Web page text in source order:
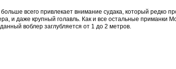
всего привлекает внимание судака, который редко
и даже крупный голавль. Как и все остальные приманки
воблер заглубляется от 1 до 2 метров.